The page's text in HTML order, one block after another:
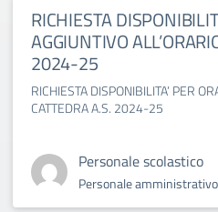
RICHIESTA
AGGIUNTIVO
2024-25
RICHIESTA DISPONIBILITA’ PER
CATTEDRA A.S. 2024-25
Personale scolastico
Personale amministrativo